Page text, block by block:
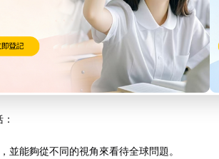
Project）
的個人研究，並撰寫報告或進行展示。這個
的學習目標
並能夠從不同的視角來看待全球問題。